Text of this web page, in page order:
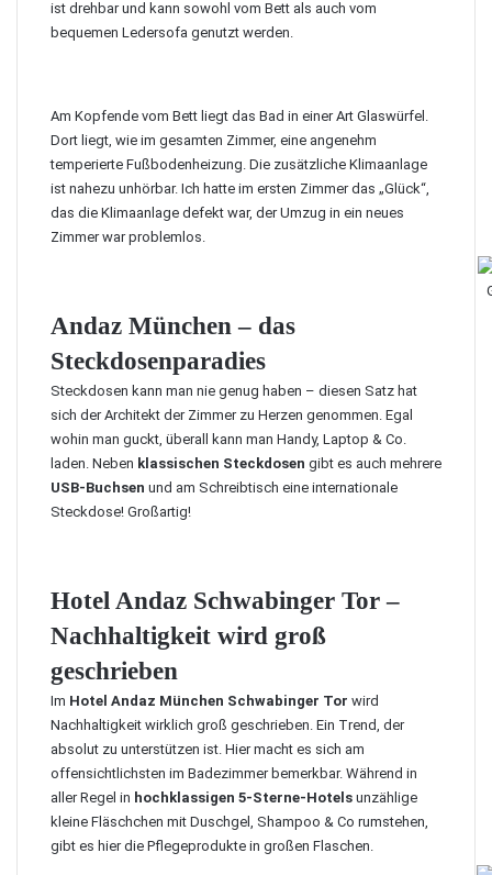
ist drehbar und kann sowohl vom Bett als auch vom
bequemen Ledersofa genutzt werden.
Am Kopfende vom Bett liegt das Bad in einer Art Glaswürfel.
Dort liegt, wie im gesamten Zimmer, eine angenehm
temperierte Fußbodenheizung. Die zusätzliche Klimaanlage
ist nahezu unhörbar. Ich hatte im ersten Zimmer das „Glück“,
das die Klimaanlage defekt war, der Umzug in ein neues
Zimmer war problemlos.
Andaz München – das
Steckdosenparadies
Steckdosen kann man nie genug haben – diesen Satz hat
sich der Architekt der Zimmer zu Herzen genommen. Egal
wohin man guckt, überall kann man Handy, Laptop & Co.
laden. Neben klassischen Steckdosen gibt es auch mehrere
USB-Buchsen und am Schreibtisch eine internationale
Steckdose! Großartig!
Hotel Andaz Schwabinger Tor –
Nachhaltigkeit wird groß
geschrieben
Im Hotel Andaz München Schwabinger Tor wird
Nachhaltigkeit wirklich groß geschrieben. Ein Trend, der
absolut zu unterstützen ist. Hier macht es sich am
offensichtlichsten im Badezimmer bemerkbar. Während in
aller Regel in hochklassigen 5-Sterne-Hotels unzählige
kleine Fläschchen mit Duschgel, Shampoo & Co rumstehen,
gibt es hier die Pflegeprodukte in großen Flaschen.